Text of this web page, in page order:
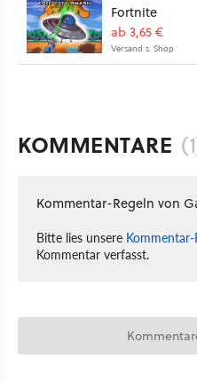
Fortnite
ab 3,65 €
Versand s. Shop
KOMMENTARE
Kommentar-Regeln von
Bitte lies unsere Kommentar-
Kommentar verfasst.